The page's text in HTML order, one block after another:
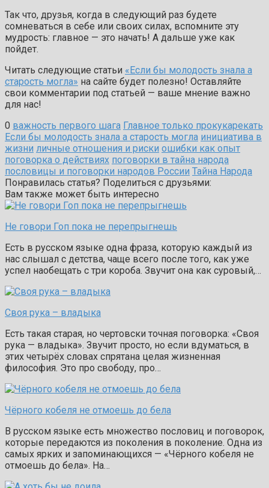
Так что, друзья, когда в следующий раз будете
сомневаться в себе или своих силах, вспомните эту
мудрость: главное — это начать! А дальше уже как
пойдет.
Читать следующие статьи «Если бы молодость знала а
старость могла» на сайте будет полезно! Оставляйте
свои комментарии под статьей — ваше мнение важно
для нас!
0 важность первого шага Главное только прокукарекать
Если бы молодость знала а старость могла инициатива в
жизни личные отношения и риски ошибки как опыт
поговорка о действиях поговорки в тайна народа
пословицы и поговорки народов России Тайна Народа
Понравилась статья? Поделиться с друзьями:
Вам также может быть интересно
Не говори Гоп пока не перепрыгнешь
Есть в русском языке одна фраза, которую каждый из
нас слышал с детства, чаще всего после того, как уже
успел наобещать с три короба. Звучит она как суровый,…
Своя рука – владыка
Есть такая старая, но чертовски точная поговорка: «Своя
рука — владыка». Звучит просто, но если вдуматься, в
этих четырёх словах спрятана целая жизненная
философия. Это про свободу, про…
Чёрного кобеля не отмоешь до бела
В русском языке есть множество пословиц и поговорок,
которые передаются из поколения в поколение. Одна из
самых ярких и запоминающихся — «Чёрного кобеля не
отмоешь до бела». На…